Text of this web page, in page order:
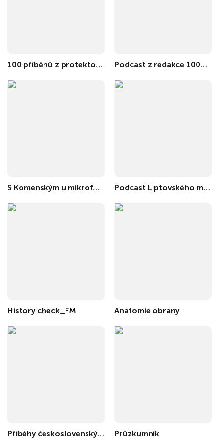
100 příběhů z protektorátu Podcast z redakce 100+1 ZZ
S Komenským u mikrofonu Podcast Liptovského múzea
History check_FM Anatomie obrany
Příběhy československých značek Průzkumník